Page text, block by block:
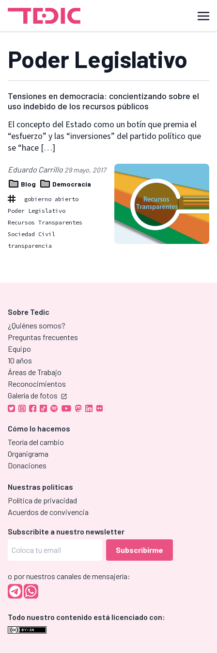
Poder Legislativo
Tensiones en democracia: concientizando sobre el
uso indebido de los recursos públicos
El concepto del Estado como un botín que premia el
“esfuerzo” y las “inversiones” del partido político que
se “hace […]
Eduardo Carrillo 29 mayo, 2017
Blog
Democracia
gobierno abierto
Poder Legislativo
Recursos Transparentes
Sociedad Civil
transparencia
Sobre Tedic
¿Quiénes somos?
Preguntas frecuentes
Equipo
10 años
Áreas de Trabajo
Reconocimientos
Galería de fotos
Cómo lo hacemos
Teoría del cambio
Organigrama
Donaciones
Nuestras políticas
Política de privacidad
Acuerdos de convivencia
Subscríbite a nuestro newsletter
o por nuestros canales de mensajería:
Todo nuestro contenido está licenciado con: